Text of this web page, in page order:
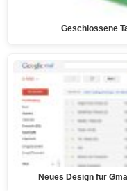
Geschlossene
Neues Design für